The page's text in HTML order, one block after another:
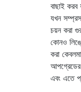
বাছাই করব
যখন
চয়ন করা
কোনও
করা
এবং এতে